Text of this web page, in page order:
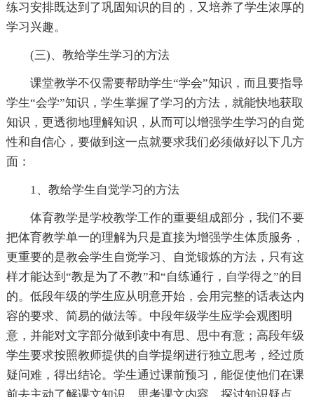
练习安排既达到了巩固知识的目的，又培养了学生浓厚的
学习兴趣。
(三)、教给学生学习的方法
课堂教学不仅需要帮助学生“学会”知识，而且要指导
学生“会学”知识，学生掌握了学习的方法，就能快地获取
知识，更透彻地理解知识，从而可以增强学生学习的自觉
性和自信心，要做到这一点就要求我们必须做好以下几方
面：
1、教给学生自觉学习的方法
体育教学是学校教学工作的重要组成部分，我们不要
把体育教学单一的理解为只是直接为增强学生体质服务，
更重要的是教会学生自觉学习、自觉锻炼的方法，只有这
样才能达到“教是为了不教”和“自练通行，自学得之”的目
的。低段年级的学生应从明意开始，会用完整的话表达内
容的要求、简易的做法等。中段年级学生应学会观图明
意，并能对文字部分做到读中有思、思中有意；高段年级
学生要求按照教师提供的自学提纲进行独立思考，经过质
疑问难，得出结论。学生通过课前预习，能促使他们在课
前去主动了解课文知识、思考课文内容、探讨知识疑点